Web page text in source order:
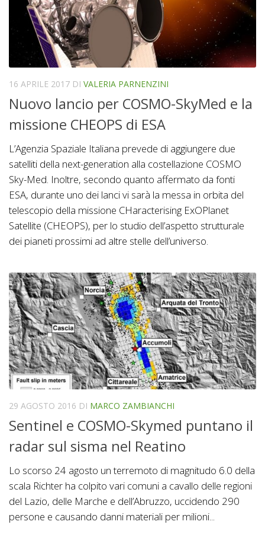
16 APRILE 2017 DI VALERIA PARNENZINI
Nuovo lancio per COSMO-SkyMed e la
missione CHEOPS di ESA
L’Agenzia Spaziale Italiana prevede di aggiungere due
satelliti della next-generation alla costellazione COSMO
Sky-Med. Inoltre, secondo quanto affermato da fonti
ESA, durante uno dei lanci vi sarà la messa in orbita del
telescopio della missione CHaracterising ExOPlanet
Satellite (CHEOPS), per lo studio dell’aspetto strutturale
dei pianeti prossimi ad altre stelle dell’universo.
29 AGOSTO 2016 DI MARCO ZAMBIANCHI
Sentinel e COSMO-Skymed puntano il
radar sul sisma nel Reatino
Lo scorso 24 agosto un terremoto di magnitudo 6.0 della
scala Richter ha colpito vari comuni a cavallo delle regioni
del Lazio, delle Marche e dell’Abruzzo, uccidendo 290
persone e causando danni materiali per milioni...